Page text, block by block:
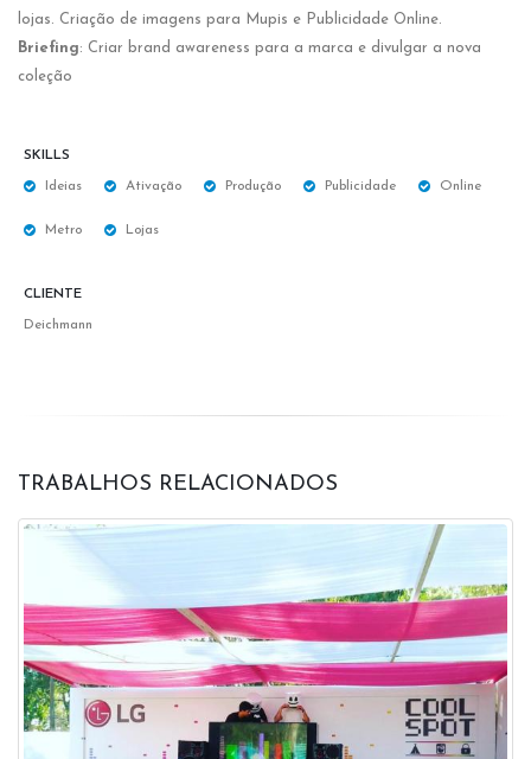
lojas. Criação de imagens para Mupis e Publicidade Online.
Briefing: Criar brand awareness para a marca e divulgar a nova
coleção
SKILLS
Ideias Ativação Produção Publicidade Online
Metro Lojas
CLIENTE
Deichmann
TRABALHOS RELACIONADOS